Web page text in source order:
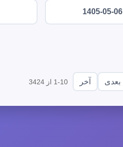
1405-05-06
بعدی آخر 1-10 از 3424